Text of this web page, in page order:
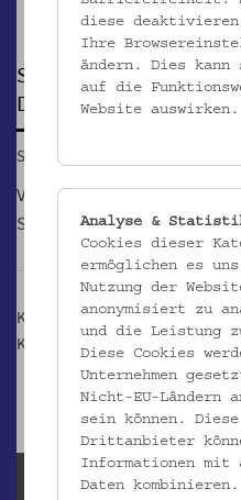
Pause
SONNTAGSFÜHRUNG
Die Küsten Österreichs
So, 04.11.2018, 15:00
VermittlerInnen des
Sonderausstellungen.
Kosten: Eintritt + € 4,-
Keine Anmeldung erforderlich
diese
Ihre
ändern. Dies kann
auf die
Website auswirken.
Analyse &
Cookies dieser
ermöglichen es
Nutzung der
anonymisiert zu
und die Leistung
Diese Cookies
Unternehmen
Nicht-EU-Ländern
sein können. Diese
Drittanbieter
Informationen mit
Daten kombinieren.